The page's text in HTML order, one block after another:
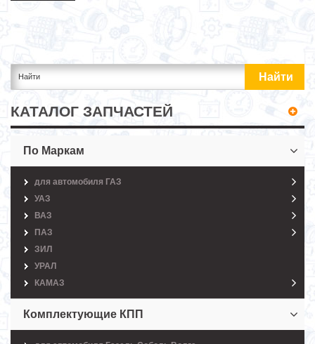
КАТАЛОГ ЗАПЧАСТЕЙ
По Маркам
для автомобиля ГАЗ
УАЗ
ВАЗ
ПАЗ
ЗИЛ
УРАЛ
КАМАЗ
Комплектующие КПП